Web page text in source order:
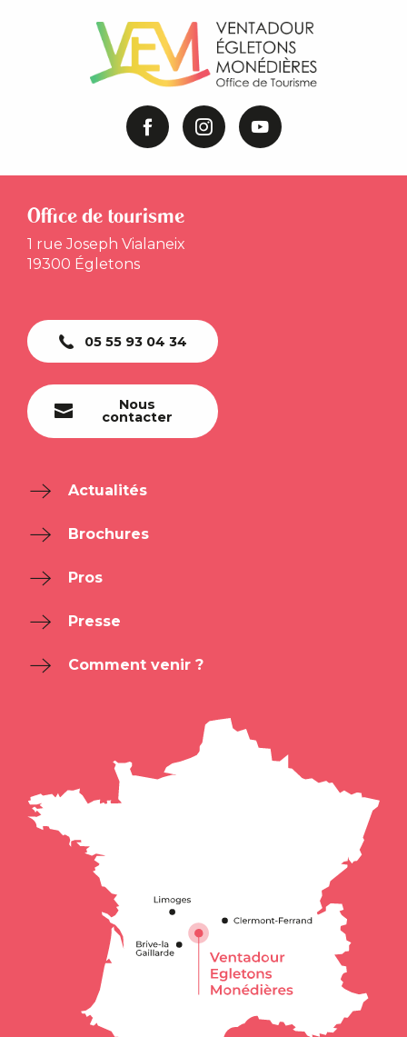
Description
Office de tourisme
1 rue Joseph Vialaneix
19300 Égletons
05 55 93 04 34
Nous
contacter
Actualités
Brochures
Pros
Presse
Comment venir ?